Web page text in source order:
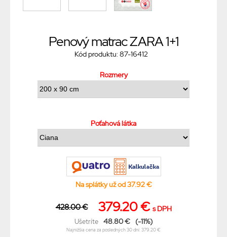
Penový matrac ZARA 1+1
Kód produktu: 87-16412
Rozmery
Poťahová látka
Na splátky už od 37.92 €
428.00 € 379.20 € s DPH
Ušetríte 48.80 € (-11%)
Najnižšia cena za posledných 30 dní: 379.20 €